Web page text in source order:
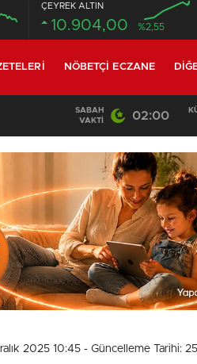
ÇEYREK ALTIN
10.904,00 %2,55
NÖBETÇI ECZANE
02:03 /
SABAH
VAKTI
02:00
2025 10:45 - Güncelleme Tarihi: